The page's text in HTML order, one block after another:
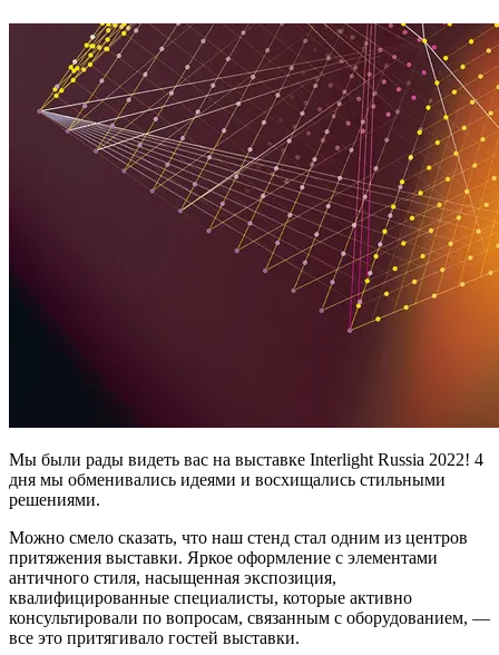
Мы были рады видеть вас на выставке Interlight Russia 2022! 4
дня мы обменивались идеями и восхищались стильными
решениями.
Можно смело сказать, что наш стенд стал одним из центров
притяжения выставки. Яркое оформление с элементами
античного стиля, насыщенная экспозиция,
квалифицированные специалисты, которые активно
консультировали по вопросам, связанным с оборудованием, —
все это притягивало гостей выставки.